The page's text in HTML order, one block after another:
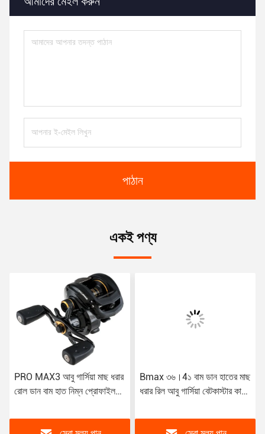
পাঠান
একই পণ্য
PRO MAX3 আবু গার্সিয়া মাছ ধরার
রোল ডান বাম হাত নিম্ন প্রোফাইল
Bmax ৩৬।4১ বাম ডান হাতের মাছ
ধরার রিল আবু গার্সিয়া বেটকাস্টার কালো